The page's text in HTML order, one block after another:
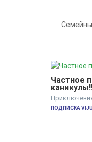
Частное
ПОДПИСКА VIJU